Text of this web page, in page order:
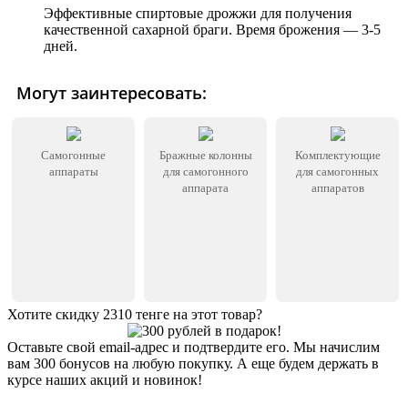
Эффективные спиртовые дрожжи для получения
качественной сахарной браги. Время брожения — 3-5
дней.
Могут заинтересовать:
Самогонные
аппараты
Бражные колонны
для самогонного
аппарата
Комплектующие
для самогонных
аппаратов
Хотите скидку 2310 тенге на этот товар?
Оставьте свой email-адрес и подтвердите его. Мы начислим
вам 300 бонусов на любую покупку. А еще будем держать в
курсе наших акций и новинок!